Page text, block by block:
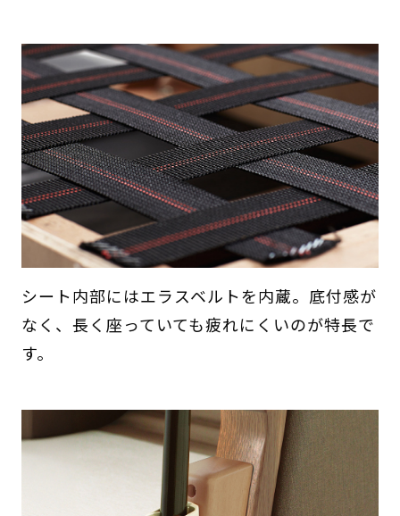
シート内部にはエラスベルトを内蔵。底付感が
なく、長く座っていても疲れにくいのが特長で
す。